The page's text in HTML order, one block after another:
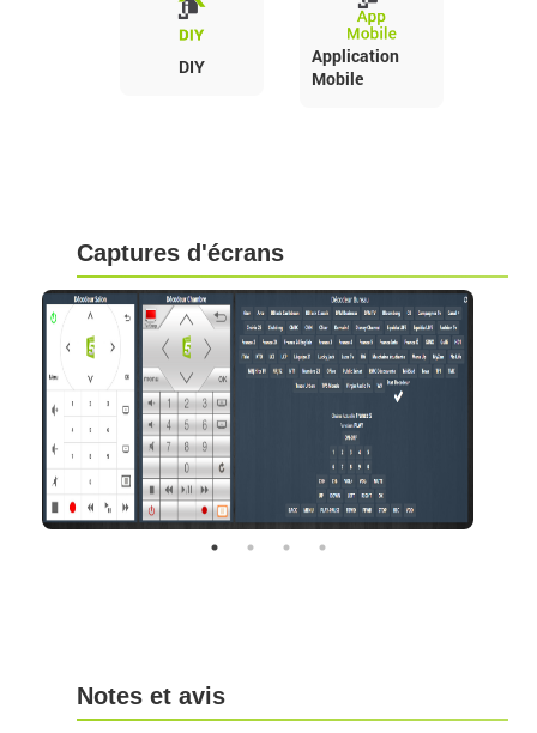
DIY
Application
Mobile
Captures d'écrans
Notes et avis